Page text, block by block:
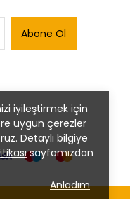
iyileştirmek için
uygun çerezler
Detaylı bilgiye
sayfamızdan
Anladım
Abone Ol